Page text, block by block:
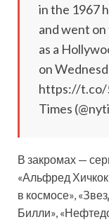
in the 1967
and went
as a
on
https://t.co/
Times
В закромах —
«Альфред
в космосе»,
Билли»,